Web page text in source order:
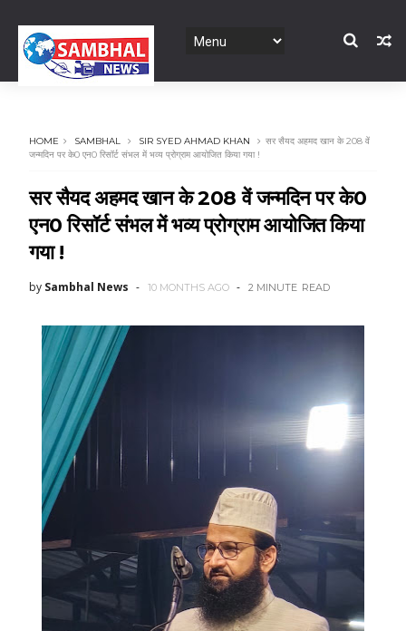
HOME SAMBHAL SIR SYED AHMAD KHAN
सर सैयद अहमद खान के 208 वें
जन्मदिन पर के0 एन0 रिसॉर्ट संभल में भव्य प्रोग्राम आयोजित किया गया !
सर सैयद अहमद खान के 208 वें जन्मदिन पर के0
एन0 रिसॉर्ट संभल में भव्य प्रोग्राम आयोजित किया
गया !
by Sambhal News 10 MONTHS AGO 2 MINUTE READ